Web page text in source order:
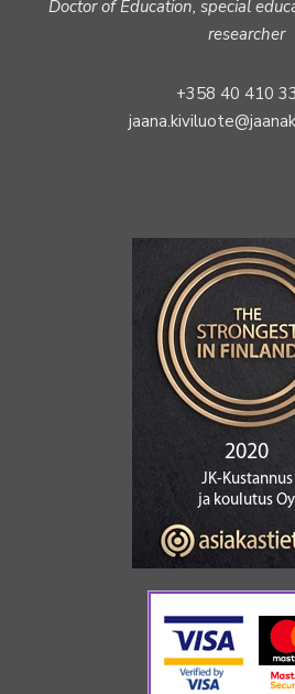
Doctor of Education, special
researcher
+358 40 410